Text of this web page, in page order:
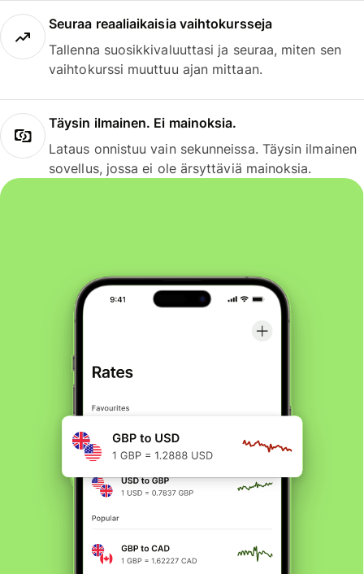
Seuraa reaaliaikaisia vaihtokursseja
Tallenna suosikkivaluuttasi ja seuraa, miten sen
vaihtokurssi muuttuu ajan mittaan.
Täysin ilmainen. Ei mainoksia.
Lataus onnistuu vain sekunneissa. Täysin ilmainen
sovellus, jossa ei ole ärsyttäviä mainoksia.